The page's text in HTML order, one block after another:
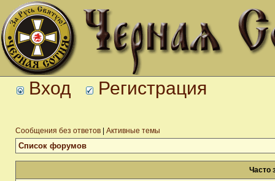
Вход Регистрация
Сообщения без ответов Активные темы
Список форумов
Часто